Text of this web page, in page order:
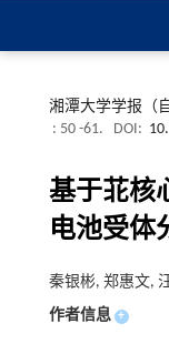
湘潭大学学报（
: 50 -61.
DOI:
基于苝核
电池受体
秦银彬, 郑惠文,
作者信息 +